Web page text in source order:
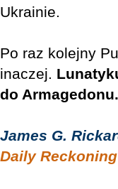
Ukrainie.
Po raz kolejny
inaczej.
do Armagedonu.
James G.
Daily Reckoning